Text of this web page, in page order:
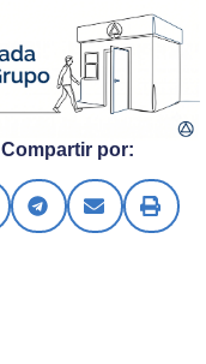
Compartir por: